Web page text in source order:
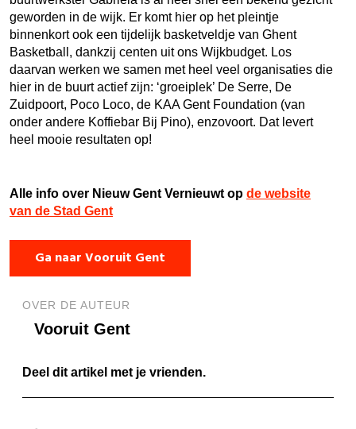
geworden in de wijk. Er komt hier op het pleintje
binnenkort ook een tijdelijk basketveldje van Ghent
Basketball, dankzij centen uit ons Wijkbudget. Los
daarvan werken we samen met heel veel organisaties die
hier in de buurt actief zijn: ‘groeiplek’ De Serre, De
Zuidpoort, Poco Loco, de KAA Gent Foundation (van
onder andere Koffiebar Bij Pino), enzovoort. Dat levert
heel mooie resultaten op!
Alle info over Nieuw Gent Vernieuwt op de website
van de Stad Gent
Ga naar Vooruit Gent
OVER DE AUTEUR
Vooruit Gent
Deel dit artikel met je vrienden.